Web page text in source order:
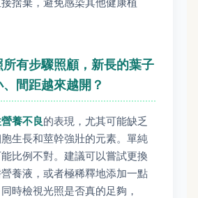
有步驟照顧，新長的葉子
間距越來越開？
養不良的表現，尤其可能缺乏
生長和莖幹強壯的元素。單純
比例不對。建議可以嘗試更換
養液，或者極稀釋地添加一點
時檢視光照是否真的足夠，